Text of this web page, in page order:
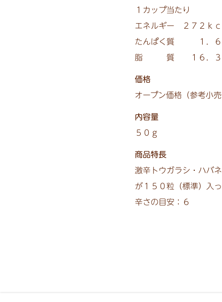
１カップ当たり
エネルギー ２７２ｋ
たんぱく質 １．
脂 質 １６．３ｇ
価格
オープン価格（参考小
内容量
５０ｇ
商品特長
激辛トウガラシ・ハバ
が１５０粒（標準）入
辛さの目安：６